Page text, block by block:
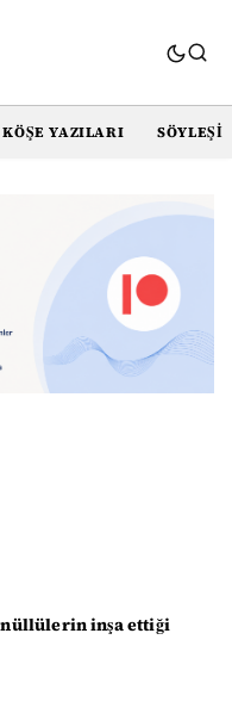
KÖŞE YAZILARI SÖYLEŞI
inşa ettiği